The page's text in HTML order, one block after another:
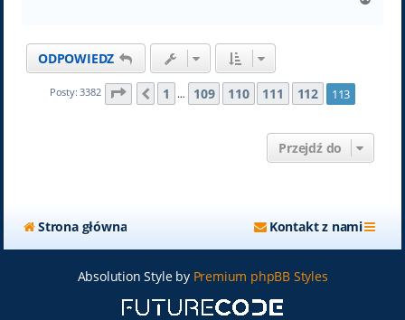
ODPOWIEDZ
Posty: 3382 Strona 113 z113
Poprzednia
1 … 109 110 111 112 113
Przejdź do
Strona główna Kontakt z nami
Absolution Style by Premium phpBB Styles